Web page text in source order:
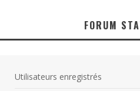
FORUM
Utilisateurs enregistrés